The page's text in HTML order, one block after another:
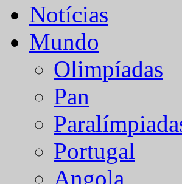
Notícias
Mundo
Olimpíadas
Pan
Portugal
Angola